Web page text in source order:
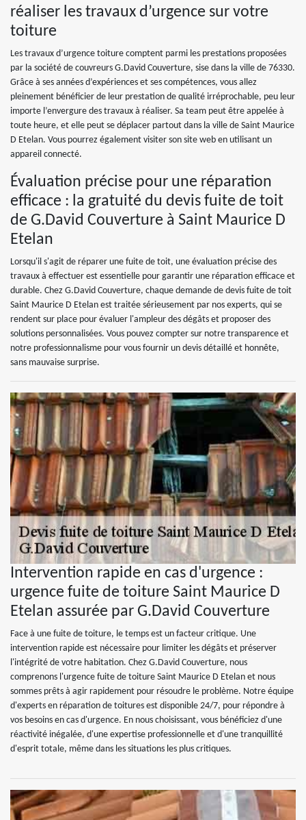
réaliser les travaux d’urgence sur votre
toiture
Les travaux d’urgence toiture comptent parmi les prestations proposées
par la société de couvreurs G.David Couverture, sise dans la ville de 76330.
Grâce à ses années d’expériences et ses compétences, vous allez
pleinement bénéficier de leur prestation de qualité irréprochable, peu leur
importe l’envergure des travaux à réaliser. Sa team peut être appelée à
toute heure, et elle peut se déplacer partout dans la ville de Saint Maurice
D Etelan. Vous pourrez également visiter son site web en utilisant un
appareil connecté.
Évaluation précise pour une réparation
efficace : la gratuité du devis fuite de toit
de G.David Couverture à Saint Maurice D
Etelan
Lorsqu'il s'agit de réparer une fuite de toit, une évaluation précise des
travaux à effectuer est essentielle pour garantir une réparation efficace et
durable. Chez G.David Couverture, chaque demande de devis fuite de toit
Saint Maurice D Etelan est traitée sérieusement par nos experts, qui se
rendent sur place pour évaluer l'ampleur des dégâts et proposer des
solutions personnalisées. Vous pouvez compter sur notre transparence et
notre professionnalisme pour vous fournir un devis détaillé et honnête,
sans mauvaise surprise.
Intervention rapide en cas d'urgence :
urgence fuite de toiture Saint Maurice D
Etelan assurée par G.David Couverture
Face à une fuite de toiture, le temps est un facteur critique. Une
intervention rapide est nécessaire pour limiter les dégâts et préserver
l'intégrité de votre habitation. Chez G.David Couverture, nous
comprenons l'urgence fuite de toiture Saint Maurice D Etelan et nous
sommes prêts à agir rapidement pour résoudre le problème. Notre équipe
d'experts en réparation de toitures est disponible 24/7, pour répondre à
vos besoins en cas d'urgence. En nous choisissant, vous bénéficiez d'une
réactivité inégalée, d'une expertise professionnelle et d'une tranquillité
d'esprit totale, même dans les situations les plus critiques.